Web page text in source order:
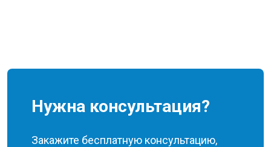
Нужна консультация?
Закажите бесплатную консультацию,